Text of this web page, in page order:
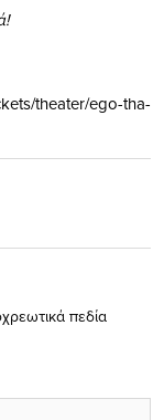
theater/ego-tha-
πεδία